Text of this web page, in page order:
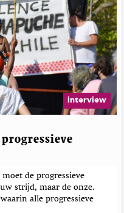
interview
de progressieve
strijd, maar de onze.
alle progressieve